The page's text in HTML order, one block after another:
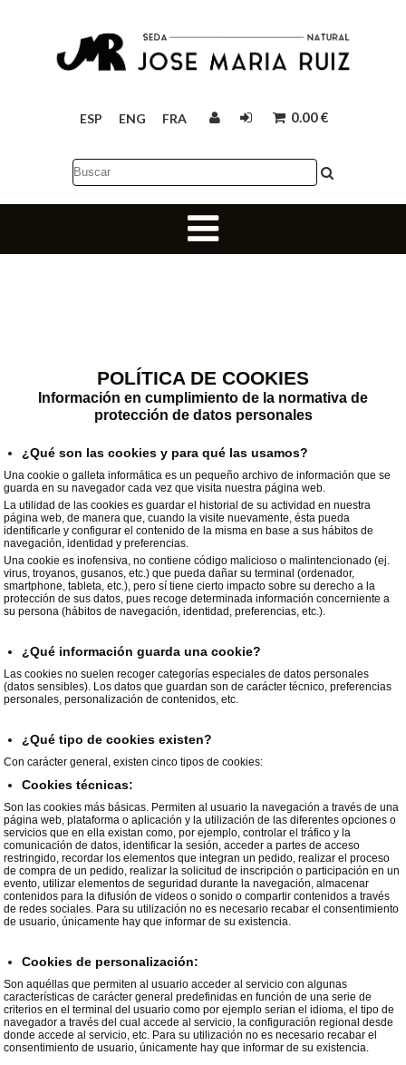
ESP ENG FRA 0.00 €
POLÍTICA DE COOKIES
Información en cumplimiento de la normativa de
protección de datos personales
¿Qué son las cookies y para qué las usamos?
Una cookie o galleta informática es un pequeño archivo de información que se
guarda en su navegador cada vez que visita nuestra página web.
La utilidad de las cookies es guardar el historial de su actividad en nuestra
página web, de manera que, cuando la visite nuevamente, ésta pueda
identificarle y configurar el contenido de la misma en base a sus hábitos de
navegación, identidad y preferencias.
Una cookie es inofensiva, no contiene código malicioso o malintencionado (ej.
virus, troyanos, gusanos, etc.) que pueda dañar su terminal (ordenador,
smartphone, tableta, etc.), pero sí tiene cierto impacto sobre su derecho a la
protección de sus datos, pues recoge determinada información concerniente a
su persona (hábitos de navegación, identidad, preferencias, etc.).
¿Qué información guarda una cookie?
Las cookies no suelen recoger categorías especiales de datos personales
(datos sensibles). Los datos que guardan son de carácter técnico, preferencias
personales, personalización de contenidos, etc.
¿Qué tipo de cookies existen?
Con carácter general, existen cinco tipos de cookies:
Cookies técnicas:
Son las cookies más básicas. Permiten al usuario la navegación a través de una
página web, plataforma o aplicación y la utilización de las diferentes opciones o
servicios que en ella existan como, por ejemplo, controlar el tráfico y la
comunicación de datos, identificar la sesión, acceder a partes de acceso
restringido, recordar los elementos que integran un pedido, realizar el proceso
de compra de un pedido, realizar la solicitud de inscripción o participación en un
evento, utilizar elementos de seguridad durante la navegación, almacenar
contenidos para la difusión de videos o sonido o compartir contenidos a través
de redes sociales. Para su utilización no es necesario recabar el consentimiento
de usuario, únicamente hay que informar de su existencia.
Cookies de personalización:
Son aquéllas que permiten al usuario acceder al servicio con algunas
características de carácter general predefinidas en función de una serie de
criterios en el terminal del usuario como por ejemplo serian el idioma, el tipo de
navegador a través del cual accede al servicio, la configuración regional desde
donde accede al servicio, etc. Para su utilización no es necesario recabar el
consentimiento de usuario, únicamente hay que informar de su existencia.